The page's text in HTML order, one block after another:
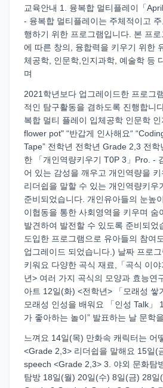
교육안내 1. 융복합 멀티플레이「
- 융복합 멀티플레이는 주체적이고
행하기 위한 프로그램입니다. 본 프
에 따른 창의, 융합력을 키우기 위한
체공학, 인문학,인지과학, 예술학 등
며
2021학년보다 업그레이드한 프로그
적인 탐구활동을 겸하도록 진행합니
복합 멀티 플레이 입체공학 인문학
flower pot" “반갑게 인사해요“
Tape” 전학년 전학년 Grade 2,3 전
한 「개인역량키우기 T0P 3」Pro. -
어 있는 감성을 깨우고 개인역량을
리더쉽을 말할 수 있는 개인역량키우
준비되었습니다. 개인유아들의 눈높
이협동을 통한 사회영역을 키우며 숨
발견하여 발전할 수 있도록 준비되었
도입한 프로그램으로 유아들의 참여
업그레이드 되었습니다.) 날짜 프로
키워요 다양한 곡식 재료,「곡식 이
년> 여러 가지 곡식의 모양과 효능연
아트 12일(화) <전학년> 「모래성 쌓
모래성 인성을 배워요 「인성 Talk」
가 좋아하는 놀이” 발표하는 날 문학을
느껴요 14일(목) 만화속 캐릭터는 어
<Grade 2,3> 리더쉽을 말해요 15일(
speech <Grade 2,3> 3. 야외 문화탐
탐방 18일(월) 20일(수) 8일(금) 28일